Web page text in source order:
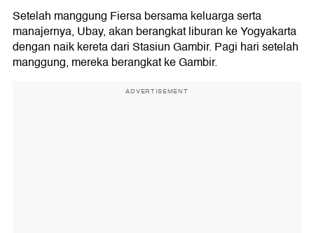
Setelah manggung Fiersa bersama keluarga serta
manajernya, Ubay, akan berangkat liburan ke Yogyakarta
dengan naik kereta dari Stasiun Gambir. Pagi hari setelah
manggung, mereka berangkat ke Gambir.
ADVERTISEMENT